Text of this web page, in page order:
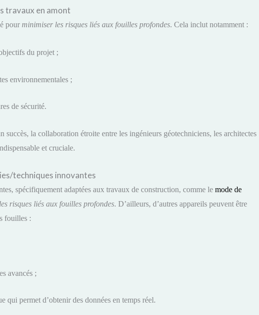
travaux en amont
pour minimiser les risques liés aux fouilles profondes. Cela inclut notamment :
du projet ;
environnementales ;
de sécurité.
succès, la collaboration étroite entre les ingénieurs géotechniciens, les architectes
et cruciale.
techniques innovantes
spécifiquement adaptées aux travaux de construction, comme le mode de
risques liés aux fouilles profondes. D’ailleurs, d’autres appareils peuvent être
fouilles :
avancés ;
qui permet d’obtenir des données en temps réel.